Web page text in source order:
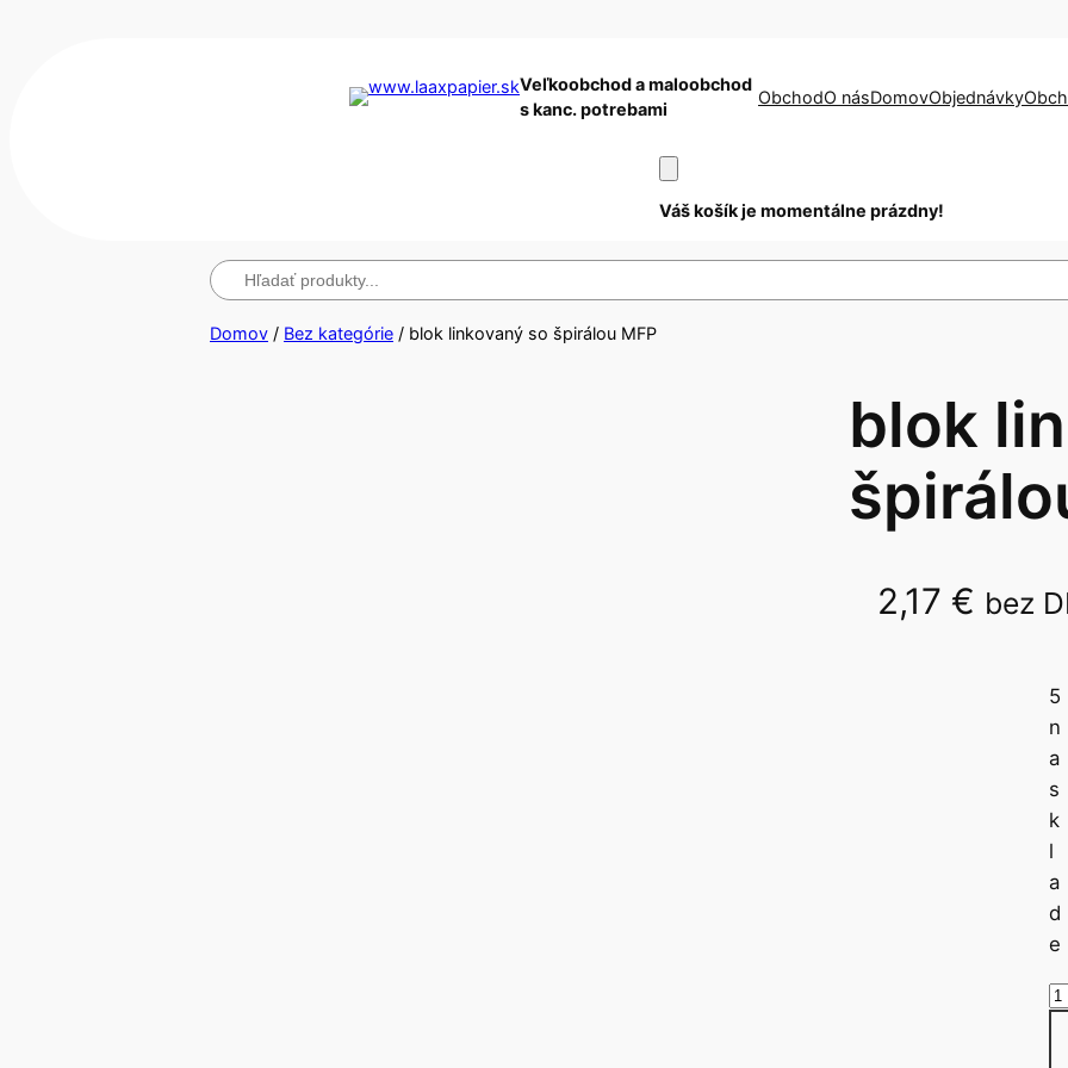
Veľkoobchod a maloobchod
s kanc. potrebami
ObchodO násDomovObjednávky
Váš košík je momentálne prázdny!
Hľadanie
Domov / Bez kategórie / blok linkovaný so špirálou MFP
blok
2,17 € bez
5
n
a
s
k
l
a
d
e
m